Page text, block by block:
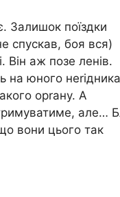
Залишок поїздки
спускав, боя вся)
Він аж позе ленів.
юного неrідника
орrану. А
але…
вони цього так